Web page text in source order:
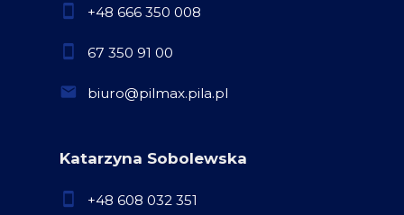
+48 666 350 008
67 350 91 00
biuro@pilmax.pila.pl
Katarzyna Sobolewska
+48 608 032 351